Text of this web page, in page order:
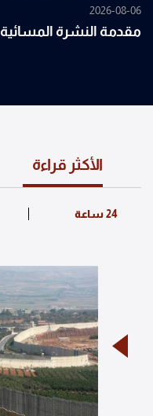
2026-08-06
مقدمة النشرة المسائية 06-08-2026
الأكثر قراءة